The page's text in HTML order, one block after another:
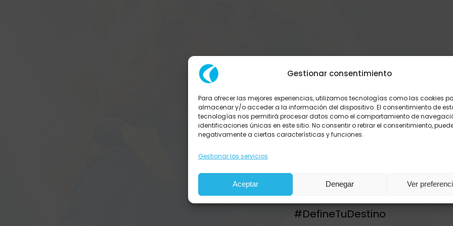
Gestionar consentimiento
Para ofrecer las mejores experiencias, utilizamos tecnologías como las cookies
almacenar y/o acceder a la información del dispositivo. El consentimiento de
tecnologías nos permitirá procesar datos como el comportamiento de
identificaciones únicas en este sitio. No consentir o retirar el consentimiento,
negativamente a ciertas características y funciones.
Gestionar los servicios
Aceptar Denegar Ver
¡Muchas
Gracias!
Ya estás más cerca de la profesión de tus
#DefineTuDestino